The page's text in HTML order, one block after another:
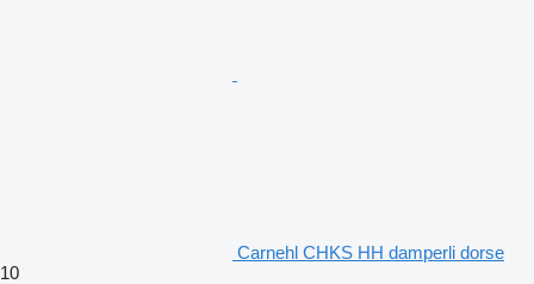
Carnehl CHKS HH damperli dorse
10